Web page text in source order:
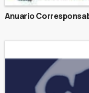
Anuario